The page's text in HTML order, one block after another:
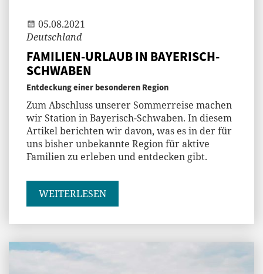
05.08.2021
Deutschland
FAMILIEN-URLAUB IN BAYERISCH-
SCHWABEN
Entdeckung einer besonderen Region
Zum Abschluss unserer Sommerreise machen
wir Station in Bayerisch-Schwaben. In diesem
Artikel berichten wir davon, was es in der für
uns bisher unbekannte Region für aktive
Familien zu erleben und entdecken gibt.
WEITERLESEN